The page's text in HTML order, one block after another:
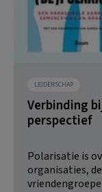
LEIDERSCHAP
Verbinding
perspectief
Polarisatie is
organisaties,